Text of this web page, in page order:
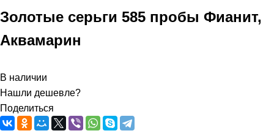
Золотые серьги 585 пробы Фианит,
Аквамарин
В наличии
Нашли дешевле?
Поделиться